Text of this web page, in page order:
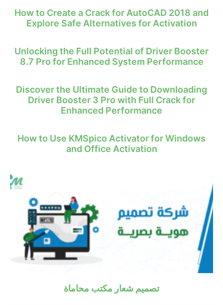
How to Create a Crack for AutoCAD 2018 and
Explore Safe Alternatives for Activation
Unlocking the Full Potential of Driver Booster
8.7 Pro for Enhanced System Performance
Discover the Ultimate Guide to Downloading
Driver Booster 3 Pro with Full Crack for
Enhanced Performance
How to Use KMSpico Activator for Windows
and Office Activation
تصميم شعار مكتب محاماة